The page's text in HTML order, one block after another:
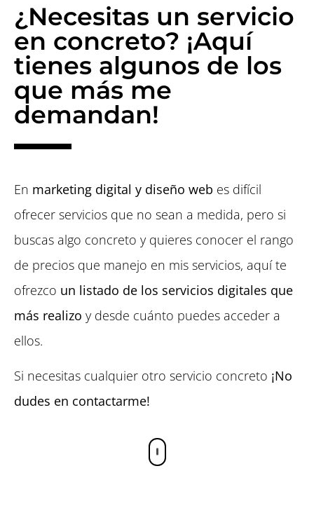
¿Necesitas un servicio
en concreto? ¡Aquí
tienes algunos de los
que más me
demandan!
En marketing digital y diseño web es difícil
ofrecer servicios que no sean a medida, pero si
buscas algo concreto y quieres conocer el rango
de precios que manejo en mis servicios, aquí te
ofrezco un listado de los servicios digitales que
más realizo y desde cuánto puedes acceder a
ellos.
Si necesitas cualquier otro servicio concreto ¡No
dudes en contactarme!